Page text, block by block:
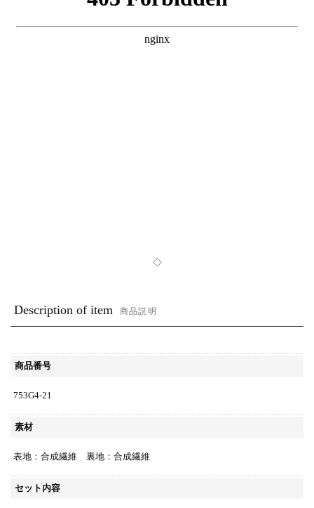
◇
Description of item 商品説明
商品番号
753G4-21
素材
表地：合成繊維 裏地：合成繊維
セット内容